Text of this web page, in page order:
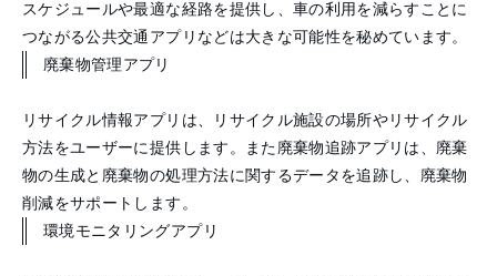
スケジュールや最適な経路を提供し、車の利用を減らすことに
つながる公共交通アプリなどは大きな可能性を秘めています。
廃棄物管理アプリ
リサイクル情報アプリは、リサイクル施設の場所やリサイクル
方法をユーザーに提供します。また廃棄物追跡アプリは、廃棄
物の生成と廃棄物の処理方法に関するデータを追跡し、廃棄物
削減をサポートします。
環境モニタリングアプリ